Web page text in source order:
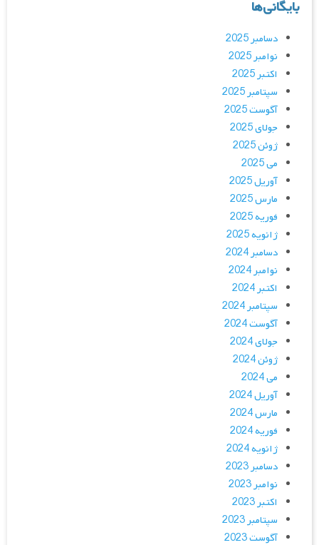
بایگانی‌ها
دسامبر 2025
نوامبر 2025
اکتبر 2025
سپتامبر 2025
آگوست 2025
جولای 2025
ژوئن 2025
می 2025
آوریل 2025
مارس 2025
فوریه 2025
ژانویه 2025
دسامبر 2024
نوامبر 2024
اکتبر 2024
سپتامبر 2024
آگوست 2024
جولای 2024
ژوئن 2024
می 2024
آوریل 2024
مارس 2024
فوریه 2024
ژانویه 2024
دسامبر 2023
نوامبر 2023
اکتبر 2023
سپتامبر 2023
آگوست 2023